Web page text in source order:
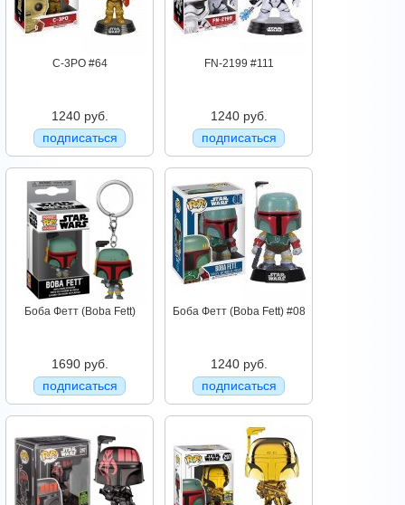
C-3PO #64
1240 руб.
подписаться
FN-2199 #111
1240 руб.
подписаться
Боба Фетт (Boba Fett)
1690 руб.
подписаться
Боба Фетт (Boba Fett) #08
1240 руб.
подписаться